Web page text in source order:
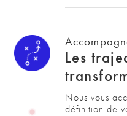
Les
Nous vous
définition de